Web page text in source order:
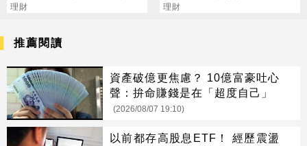
感謝爸爸
理財
比年輕人高
理財
推薦閱讀
資產破億更焦慮？ 10億富豪吐心
聲：拚命賺錢是在「超度自己」
(2026/08/07 19:10)
以前都存高股息ETF！ 經歷震盪